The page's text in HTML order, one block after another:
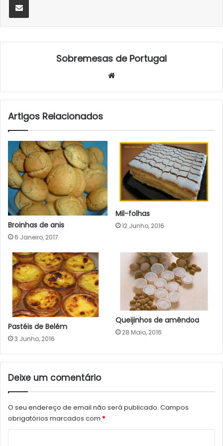
Sobremesas de Portugal
Artigos Relacionados
Broinhas de anis
6 Janeiro, 2017
Mil-folhas
12 Junho, 2016
Pastéis de Belém
3 Junho, 2016
Queijinhos de amêndoa
28 Maio, 2016
Deixe um comentário
O seu endereço de email não será publicado. Campos
obrigatórios marcados com *